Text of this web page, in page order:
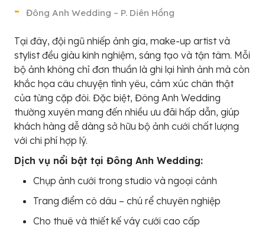
Đông Anh Wedding – P. Diên Hồng
Tại đây, đội ngũ nhiếp ảnh gia, make-up artist và
stylist đều giàu kinh nghiệm, sáng tạo và tận tâm. Mỗi
bộ ảnh không chỉ đơn thuần là ghi lại hình ảnh mà còn
khắc họa câu chuyện tình yêu, cảm xúc chân thật
của từng cặp đôi. Đặc biệt, Đông Anh Wedding
thường xuyên mang đến nhiều ưu đãi hấp dẫn, giúp
khách hàng dễ dàng sở hữu bộ ảnh cưới chất lượng
với chi phí hợp lý.
Dịch vụ nổi bật tại Đông Anh Wedding:
Chụp ảnh cưới trong studio và ngoại cảnh
Trang điểm cô dâu – chú rể chuyên nghiệp
Cho thuê và thiết kế váy cưới cao cấp